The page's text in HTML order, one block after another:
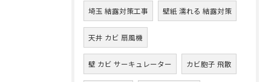
埼玉 結露対策工事 壁紙 濡れる 結露対策
天井 カビ 扇風機
壁 カビ サーキュレーター カビ胞子 飛散